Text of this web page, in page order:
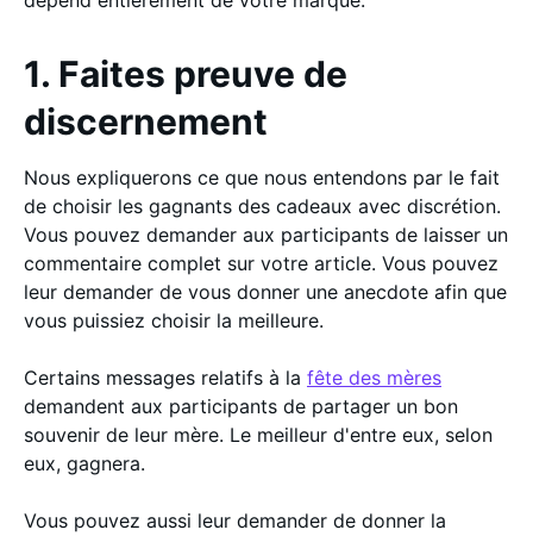
1. Faites preuve de
discernement
Nous expliquerons ce que nous entendons par le fait
de choisir les gagnants des cadeaux avec discrétion.
Vous pouvez demander aux participants de laisser un
commentaire complet sur votre article. Vous pouvez
leur demander de vous donner une anecdote afin que
vous puissiez choisir la meilleure.
Certains messages relatifs à la fête des mères
demandent aux participants de partager un bon
souvenir de leur mère. Le meilleur d'entre eux, selon
eux, gagnera.
Vous pouvez aussi leur demander de donner la